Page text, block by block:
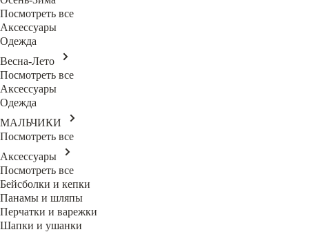
Посмотреть все
Аксессуары
Одежда
Весна-Лето
Посмотреть все
Аксессуары
Одежда
МАЛЬЧИКИ
Посмотреть все
Аксессуары
Посмотреть все
Бейсболки и кепки
Панамы и шляпы
Перчатки и варежки
Шапки и ушанки